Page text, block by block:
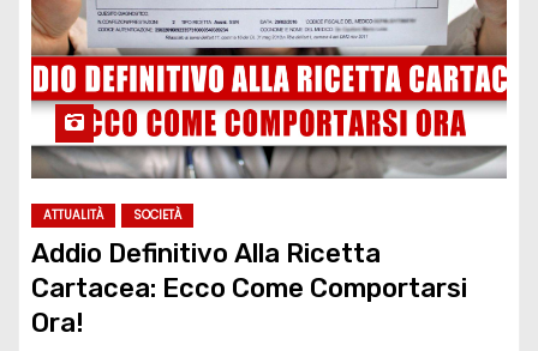
ATTUALITÀ SOCIETÀ
Addio Definitivo Alla Ricetta
Cartacea: Ecco Come Comportarsi
Ora!